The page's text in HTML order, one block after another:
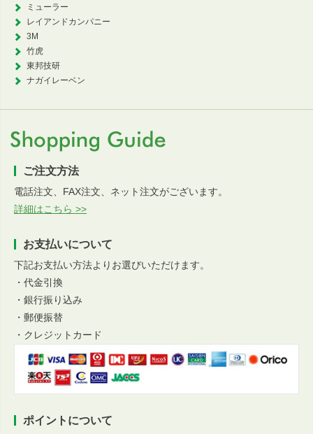
ミューラー
レイアンドカンパニー
3M
竹虎
東邦技研
ナガイレーベン
ご注文方法
電話注文、FAX注文、ネット注文がございます。
詳細はこちら >>
お支払いについて
下記お支払い方法よりお選びいただけます。
・代金引換
・銀行振り込み
・郵便振替
・クレジットカード
ポイントについて